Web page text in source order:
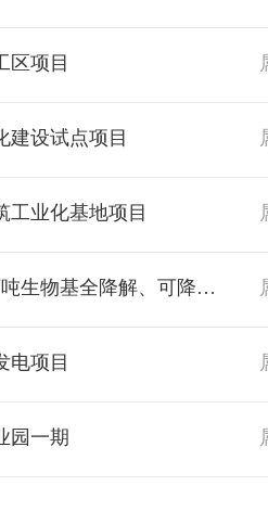
区项目
建设试点项目
工业化基地项目
永春冠中科技年产9万吨生物基全降解、可降解复合材料及制品项目
电项目
园一期